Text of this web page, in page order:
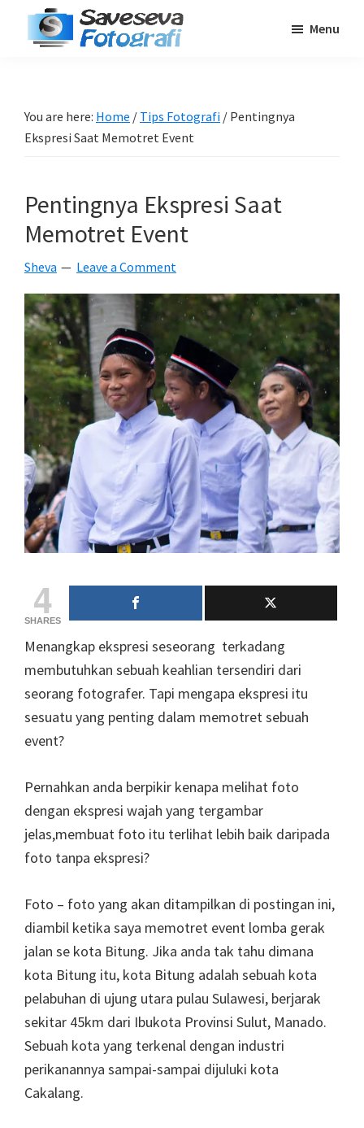
Pemula
-
Tutorial
-
-
Traveling
Menu
You are here: Home / Tips Fotografi / Pentingnya
Ekspresi Saat Memotret Event
Pentingnya Ekspresi Saat
Memotret Event
Sheva Leave a Comment
4
SHARES
Menangkap ekspresi seseorang terkadang
membutuhkan sebuah keahlian tersendiri dari
seorang fotografer. Tapi mengapa ekspresi itu
sesuatu yang penting dalam memotret sebuah
event?
Pernahkan anda berpikir kenapa melihat foto
dengan ekspresi wajah yang tergambar
jelas,membuat foto itu terlihat lebih baik daripada
foto tanpa ekspresi?
Foto – foto yang akan ditampilkan di postingan ini,
diambil ketika saya memotret event lomba gerak
jalan se kota Bitung. Jika anda tak tahu dimana
kota Bitung itu, kota Bitung adalah sebuah kota
pelabuhan di ujung utara pulau Sulawesi, berjarak
sekitar 45km dari Ibukota Provinsi Sulut, Manado.
Sebuah kota yang terkenal dengan industri
perikanannya sampai-sampai dijuluki kota
Cakalang.